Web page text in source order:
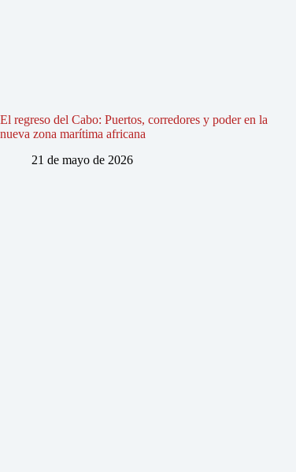
El regreso del Cabo: Puertos, corredores y poder en la
nueva zona marítima africana
21 de mayo de 2026